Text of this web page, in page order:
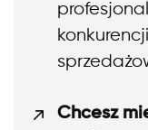
Chcesz